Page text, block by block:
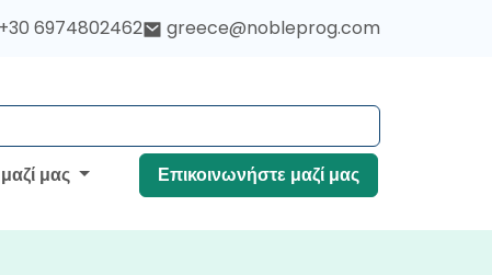
+30 6974802462 greece@nobleprog.com
μας Επικοινωνήστε μαζί μας